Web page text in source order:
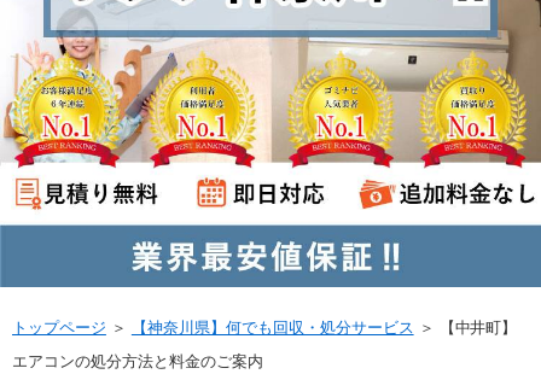
トップページ ＞ 【神奈川県】何でも回収・処分サービス ＞
【中井町】
エアコンの処分方法と料金のご案内